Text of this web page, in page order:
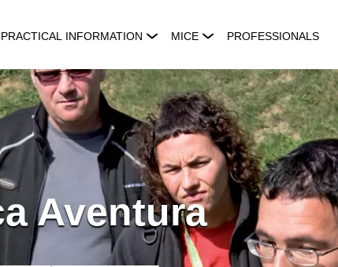
PRACTICAL INFORMATION MICE PROFESSIONALS
Aventura